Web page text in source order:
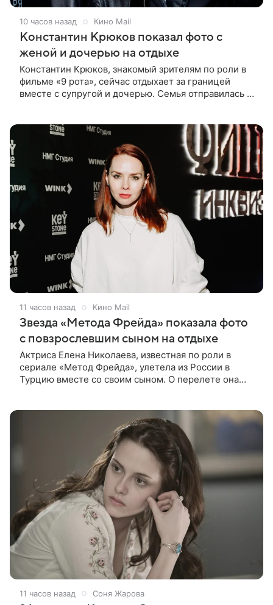
10 часов назад Кино Mail
Константин Крюков показал фото с
женой и дочерью на отдыхе
Константин Крюков, знакомый зрителям по роли в
фильме «9 рота», сейчас отдыхает за границей
вместе с супругой и дочерью. Семья отправилась в
11 часов назад Кино Mail
Звезда «Метода Фрейда» показала фото
с повзрослевшим сыном на отдыхе
Актриса Елена Николаева, известная по роли в
сериале «Метод Фрейда», улетела из России в
Турцию вместе со своим сыном. О перелете она
11 часов назад Соня Жарова